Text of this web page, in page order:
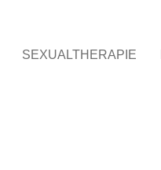
SEXUALTHERAPIE